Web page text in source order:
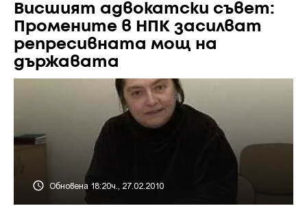
Висшият адвокатски съвет:
Промените в НПК засилват
репресивната мощ на
държавата
Обновена 18:20ч., 27.02.2010